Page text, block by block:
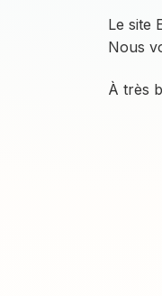
Le site
Nous
À très